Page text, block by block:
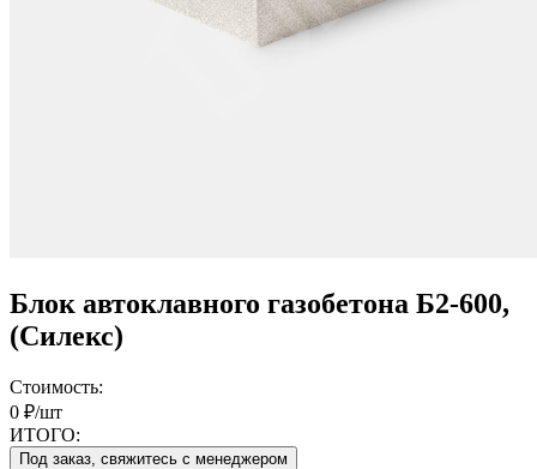
Блок автоклавного газобетона Б2-600,
(Силекс)
Стоимость:
0 ₽/шт
ИТОГО:
Под заказ, свяжитесь с менеджером